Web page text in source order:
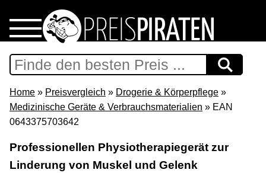
Home
Download
Preispiraten auf Facebook
Support & Newsletter
Home » Preisvergleich » Drogerie & Körperpflege »
Medizinische Geräte & Verbrauchsmaterialien » EAN
0643375703642
Professionellen Physiotherapiegerät zur
Linderung von Muskel und Gelenk